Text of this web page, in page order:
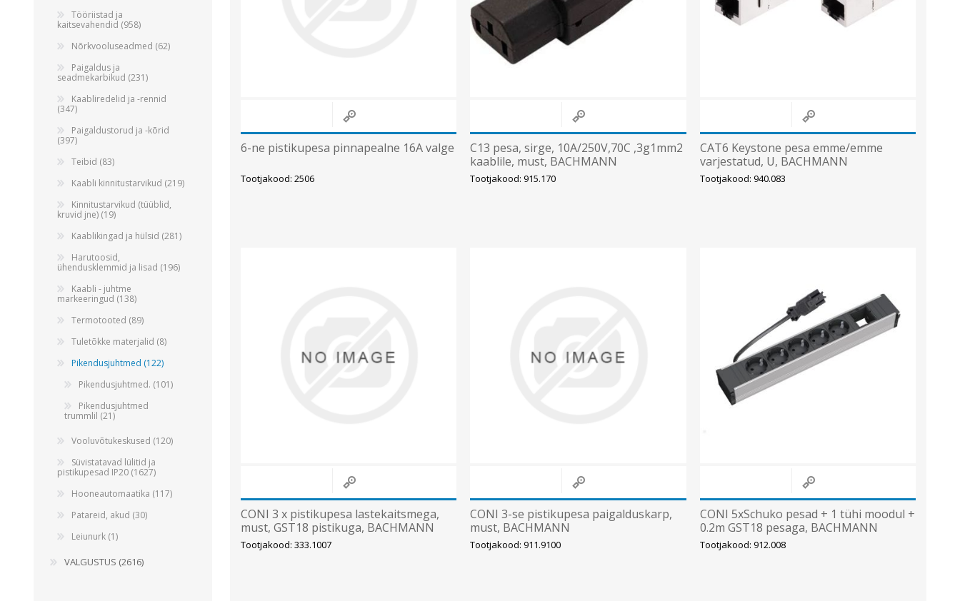
6-ne pistikupesa pinnapealne 16A valge
Tootjakood: 2506
C13 pesa, sirge, 10A/250V,70C ,3g1mm2
kaablile, must, BACHMANN
Tootjakood: 915.170
CAT6 Keystone pesa emme/emme
varjestatud, U, BACHMANN
Tootjakood: 940.083
CONI 3 x pistikupesa lastekaitsmega,
must, GST18 pistikuga, BACHMANN
Tootjakood: 333.1007
CONI 3-se pistikupesa paigalduskarp,
must, BACHMANN
Tootjakood: 911.9100
CONI 5xSchuko pesad + 1 tühi moodul +
0.2m GST18 pesaga, BACHMANN
Tootjakood: 912.008
Tööriistad ja
kaitsevahendid (958)
Nõrkvooluseadmed (62)
Paigaldus ja
seadmekarbikud (231)
Kaabliredelid ja -rennid
(347)
Paigaldustorud ja -kõrid
(397)
Teibid (83)
Kaabli kinnitustarvikud (219)
Kinnitustarvikud (tüüblid,
kruvid jne) (19)
Kaablikingad ja hülsid (281)
Harutoosid,
ühendusklemmid ja lisad (196)
Kaabli - juhtme
markeeringud (138)
Termotooted (89)
Tuletõkke materjalid (8)
Pikendusjuhtmed (122)
Pikendusjuhtmed. (101)
Pikendusjuhtmed
trummlil (21)
Vooluvõtukeskused (120)
Süvistatavad lülitid ja
pistikupesad IP20 (1627)
Hooneautomaatika (117)
Patareid, akud (30)
Leiunurk (1)
VALGUSTUS (2616)